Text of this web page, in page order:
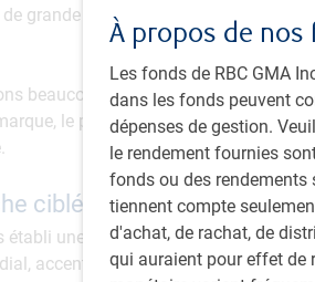
À propos de nos
Les fonds de RBC GMA
dans les fonds peuvent
dépenses de gestion.
le rendement fournies
fonds ou des rendements
tiennent compte
d'achat, de rachat, de
qui auraient pour effet de
grande ouverture et de
beaucoup de temps à évaluer les
le personnel et l’innovation,
ciblée
établi une solide plateforme de
accent sur la direction et